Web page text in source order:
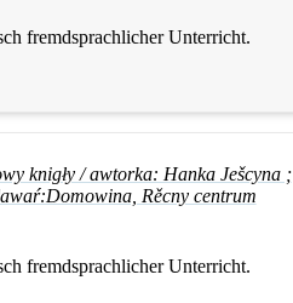
fremdsprachlicher Unterricht.
knigły / awtorka: Hanka Ješcyna ;
Rěcny centrum
fremdsprachlicher Unterricht.